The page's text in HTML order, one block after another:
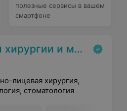
полезные сервисы в вашем
смартфоне
косметологии
лицевая хирургия,
стоматология